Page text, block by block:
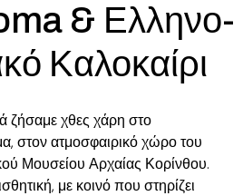
& Ελληνο-
Καλοκαίρι
ζήσαμε χθες χάρη στο
στον ατμοσφαιρικό χώρο του
Μουσείου Αρχαίας Κορίνθου.
με κοινό που στηρίζει